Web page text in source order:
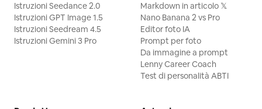
Istruzioni Seedance 2.0
Istruzioni GPT Image 1.5
Istruzioni Seedream 4.5
Istruzioni Gemini 3 Pro
Markdown in articolo 𝕏
Nano Banana 2 vs Pro
Editor foto IA
Prompt per foto
Da immagine a prompt
Lenny Career Coach
Test di personalità ABTI